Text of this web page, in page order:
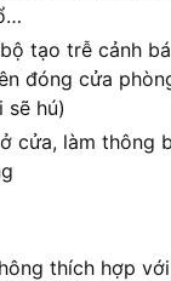
tạo trễ cảnh
đóng cửa
sẽ hú)
cửa, làm thông
thích hợp